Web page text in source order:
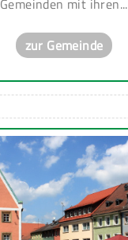
Gemeinden mit ihren...
zur Gemeinde